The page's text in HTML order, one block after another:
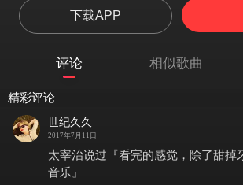
下载APP
评论 相似歌曲
精彩评论
世纪久久
2017年7月11日
太宰治说过『看完的感觉，除了甜掉
音乐』